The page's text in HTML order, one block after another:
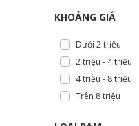
KHOẢNG GIÁ
Dưới 2 triệu
2 triệu - 4 triệu
4 triệu - 8 triệu
Trên 8 triệu